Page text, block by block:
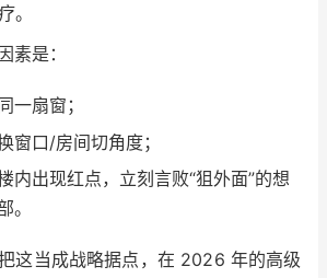
。
素是：
一扇窗；
窗口/房间切角度；
内出现红点，立刻言败“狙外面”的想
。
这当成战略据点，在 2026 年的高级